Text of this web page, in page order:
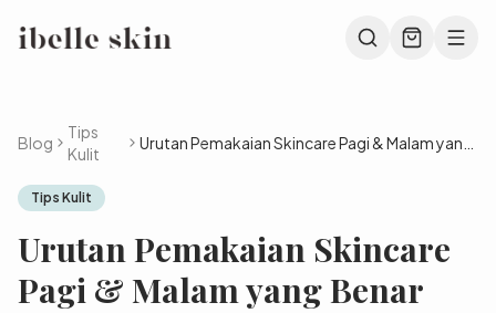
Blog
Tips
Kulit
Urutan Pemakaian Skincare Pagi & Malam yang
Tips Kulit
Urutan Pemakaian Skincare
Pagi & Malam yang Benar